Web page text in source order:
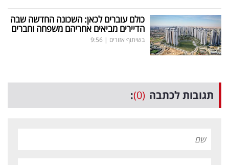
כולם עוברים לכאן: השכונה החדשה שבה
הדיירים מביאים אחריהם משפחה וחברים
בשיתוף אזורים |
9:56
תגובות לכתבה (0)
: